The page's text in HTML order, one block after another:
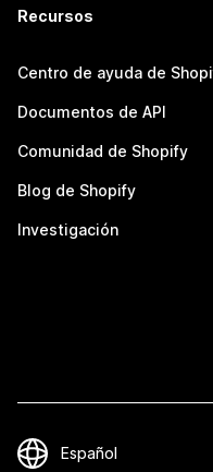
Recursos
Centro de ayuda de
Documentos de API
Comunidad de Shopify
Blog de Shopify
Investigación